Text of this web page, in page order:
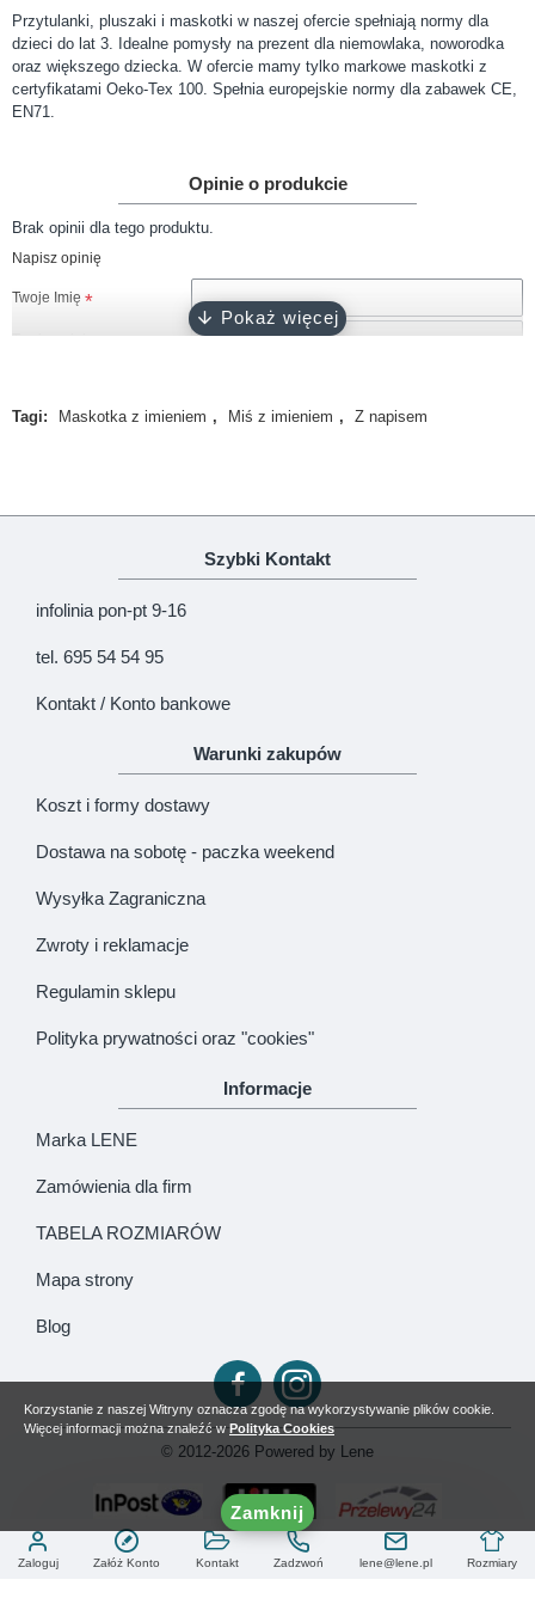
Przytulanki, pluszaki i maskotki w naszej ofercie spełniają normy dla
dzieci do lat 3. Idealne pomysły na prezent dla niemowlaka, noworodka
oraz większego dziecka. W ofercie mamy tylko markowe maskotki z
certyfikatami Oeko-Tex 100. Spełnia europejskie normy dla zabawek CE,
EN71.
Opinie o produkcie
Brak opinii dla tego produktu.
Napisz opinię
Twoje Imię
Twoja opinia
KONTYNUUJ
Tagi: Maskotka z imieniem , Miś z imieniem , Z napisem
Szybki Kontakt
infolinia pon-pt 9-16
tel. 695 54 54 95
Kontakt / Konto bankowe
Warunki zakupów
Koszt i formy dostawy
Dostawa na sobotę - paczka weekend
Wysyłka Zagraniczna
Zwroty i reklamacje
Regulamin sklepu
Polityka prywatności oraz "cookies"
Informacje
Marka LENE
Zamówienia dla firm
TABELA ROZMIARÓW
Mapa strony
Blog
© 2012-2026 Powered by Lene
Zaloguj Załóż Konto Kontakt Zadzwoń lene@lene.pl Rozmiary
Zamknij
Korzystanie z naszej Witryny oznacza zgodę na wykorzystywanie plików cookie.
Więcej informacji można znaleźć wPolityka Cookies